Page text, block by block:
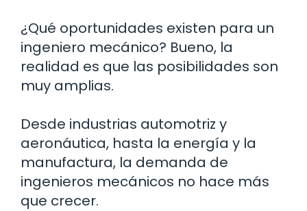
¿Qué oportunidades existen para un
ingeniero mecánico? Bueno, la
realidad es que las posibilidades son
muy amplias.
Desde industrias automotriz y
aeronáutica, hasta la energía y la
manufactura, la demanda de
ingenieros mecánicos no hace más
que crecer.